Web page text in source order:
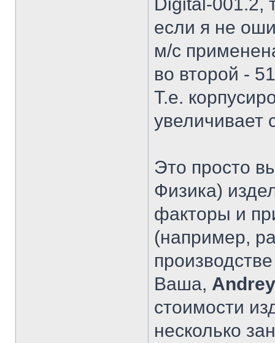
если я не
м/с
во второй -
Т.е.
увеличивает
Это просто
Физика)
факторы и
(например,
Ваша,
стоимости
несколько